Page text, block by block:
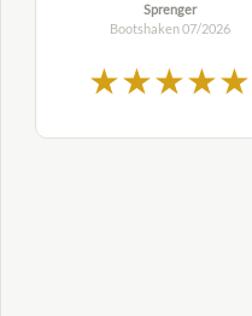
Sprenger
Bootshaken07/2026
★★★★★